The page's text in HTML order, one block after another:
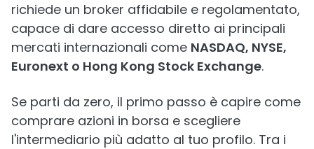
richiede un broker affidabile e regolamentato,
capace di dare accesso diretto ai principali
mercati internazionali come NASDAQ, NYSE,
Euronext o Hong Kong Stock Exchange.
Se parti da zero, il primo passo è capire come
comprare azioni in borsa e scegliere
l'intermediario più adatto al tuo profilo. Tra i